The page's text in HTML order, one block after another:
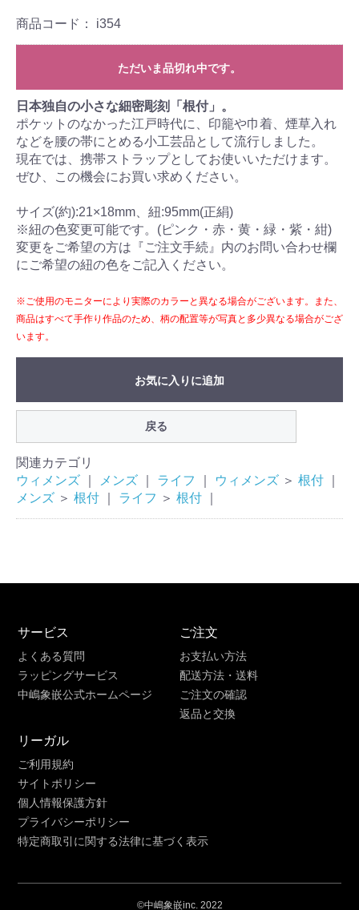
商品コード： i354
ただいま品切れ中です。
日本独自の小さな細密彫刻「根付」。
ポケットのなかった江戸時代に、印籠や巾着、煙草入れ
などを腰の帯にとめる小工芸品として流行しました。
現在では、携帯ストラップとしてお使いいただけます。
ぜひ、この機会にお買い求めください。
サイズ(約):21×18mm、紐:95mm(正絹)
※紐の色変更可能です。(ピンク・赤・黄・緑・紫・紺)
変更をご希望の方は『ご注文手続』内のお問い合わせ欄
にご希望の紐の色をご記入ください。
※ご使用のモニターにより実際のカラーと異なる場合がございます。また、
商品はすべて手作り作品のため、柄の配置等が写真と多少異なる場合がござ
います。
お気に入りに追加
戻る
関連カテゴリ
ウィメンズ
メンズ ライフ ウィメンズ ＞ 根付
メンズ ＞ 根付 ライフ ＞ 根付
サービス
よくある質問
ラッピングサービス
中嶋象嵌公式ホームページ
ご注文
お支払い方法
配送方法・送料
ご注文の確認
返品と交換
リーガル
ご利用規約
サイトポリシー
個人情報保護方針
プライバシーポリシー
特定商取引に関する法律に基づく表示
©中嶋象嵌inc. 2022